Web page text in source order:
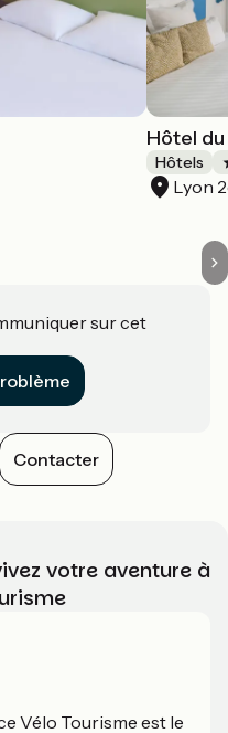
Hôtel
Hôtels
Lyon
sur cet
Contacter
votre aventure à
Vélo Tourisme est le